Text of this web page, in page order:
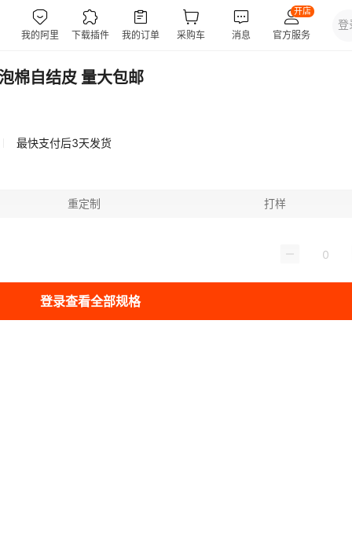
棉自结皮 量大包邮
最快支付后3天发货
重定制 打样
登录查看全部规格